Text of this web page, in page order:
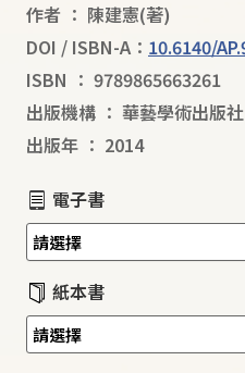
作者 ： 陳建憲(著)
DOI / ISBN-A： 10.6140/
ISBN ： 9789865663261
出版機構 ： 華藝學術出版
出版年 ： 2014
電子書
紙本書